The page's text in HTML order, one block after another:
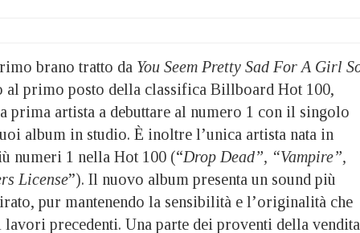
brano tratto da You Seem Pretty Sad For A Girl
al primo posto della classifica Billboard Hot 100,
prima artista a debuttare al numero 1 con il singolo
album in studio. È inoltre l’unica artista nata in
numeri 1 nella Hot 100 (“Drop Dead”, “Vampire”,
License”). Il nuovo album presenta un sound più
pur mantenendo la sensibilità e l’originalità che
precedenti. Una parte dei proventi della vendita